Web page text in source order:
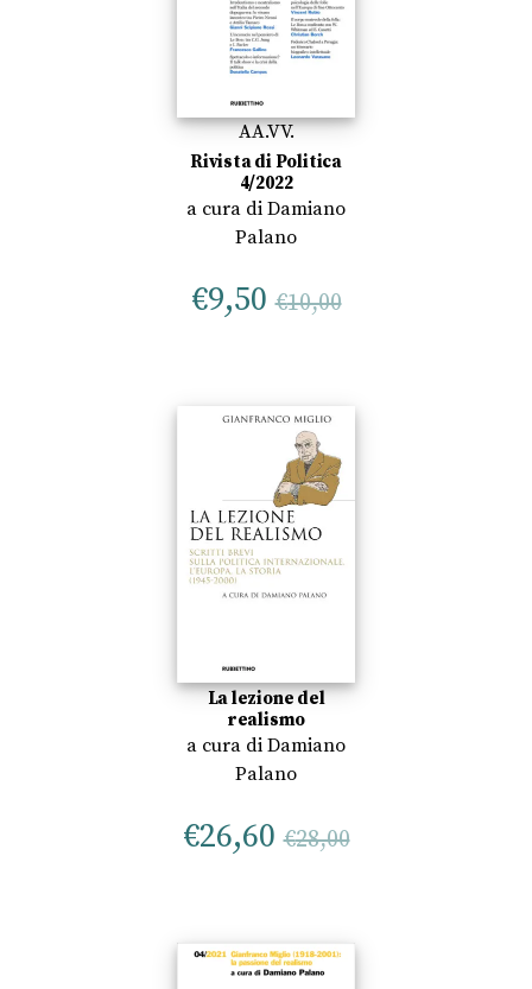
AA.VV.
Rivista di Politica
4/2022
a cura di Damiano
Palano
€9,50 €10,00
La lezione del
realismo
a cura di Damiano
Palano
€26,60 €28,00